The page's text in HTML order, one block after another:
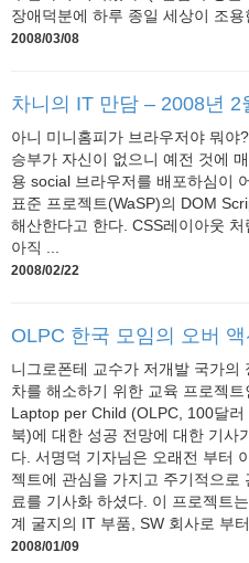
장애덕분에 하루 종일 세상이 조용
2008/03/08
차니의 IT 만담 – 2008년 2
아니 미니홈피가 브라우저야 뭐야
승부가 자신이 없으니 예전 것에
용 social 브라우저를 배포하심이
표준 프로젝트(WaSP)의 DOM
해산한다고 한다. CSS레이아웃
아직 ...
2008/02/22
OLPC 한국 모임의 오버
니그로폰테 교수가 저개발 국가의
차를 해소하기 위한 교육 프로젝트
Laptop per Child (OLPC, 100달러
북)에 대한 성공 전망에 대한 기사
다. 서명덕 기자님은 오래전 부터
젝트에 관심을 가지고 주기적으로
료를 기사화 하셨다. 이 프로젝트
계 굴지의 IT 부품, SW 회사로 부
2008/01/09